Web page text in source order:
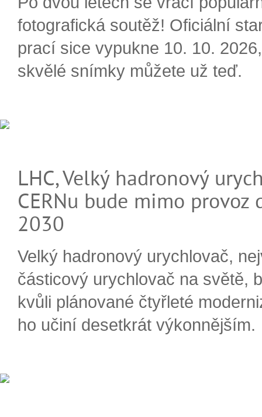
fotografická soutěž! Oficiální
prací sice vypukne 10. 10.
skvělé snímky můžete už teď.
LHC, Velký hadronový
CERNu bude mimo provoz
2030
Velký hadronový urychlovač,
částicový urychlovač na světě,
kvůli plánované čtyřleté
ho učiní desetkrát výkonnějším.